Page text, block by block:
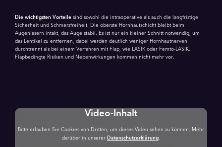
Die wichtigsten Vorteile sind sowohl die intraoperative als auch die langfristige
Sicherheit und Schmerzfreiheit. Die oberste Hornhautschicht bleibt beim
Augenlasern intakt, das Auge stabil. Es ist nur ein kleiner Schnitt notwendig, um
das Lentikel zu entfernen, dabei werden deutlich weniger Hornhautnerven
durchtrennt als bei einem Verfahren mit Flap, wie LASIK oder Femto-LASIK.
Flapbedingte Risiken und Nebenwirkungen kommen nicht mehr vor.
Video-Inhalt
Bitte erlauben Sie Cookies von Dritten, um dieses Video sehen zu können. Mehr
darüber in unserer
Datenschutzerklärung